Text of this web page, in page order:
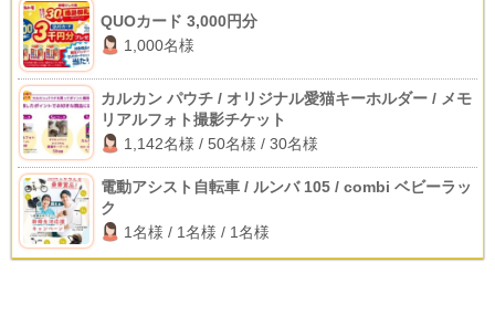
QUOカード 3,000円分
1,000名様
カルカン パウチ / オリジナル愛猫キーホルダー / メモ
リアルフォト撮影チケット
1,142名様 / 50名様 / 30名様
電動アシスト自転車 / ルンバ 105 / combi ベビーラッ
ク
1名様 / 1名様 / 1名様